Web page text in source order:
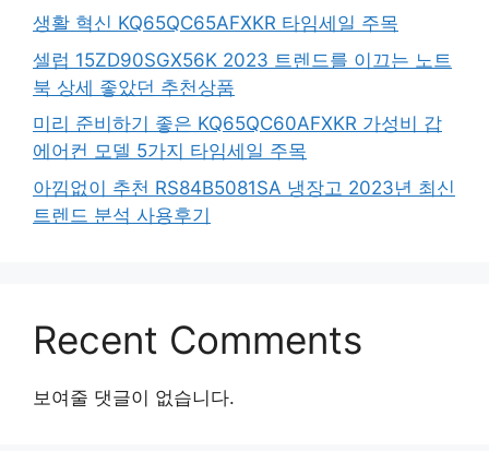
생활 혁신 KQ65QC65AFXKR 타임세일 주목
셀럽 15ZD90SGX56K 2023 트렌드를 이끄는 노트
북 상세 좋았던 추천상품
미리 준비하기 좋은 KQ65QC60AFXKR 가성비 갑
에어컨 모델 5가지 타임세일 주목
아낌없이 추천 RS84B5081SA 냉장고 2023년 최신
트렌드 분석 사용후기
Recent Comments
보여줄 댓글이 없습니다.